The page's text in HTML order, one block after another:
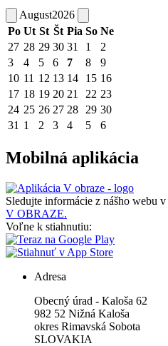
August2026
Po Ut St Št Pia So Ne
27 28 29 30 31 1
2
3
4 5 6 7 8
9
10 11 12 13 14 15 16
17 18 19 20 21 22 23
24 25 26 27 28 29 30
31 1 2 3 4 5 6
Mobilná aplikácia
Sledujte informácie z nášho webu v
V OBRAZE.
Voľne k stiahnutiu:
Adresa
Obecný úrad - Kaloša 62
982 52 Nižná Kaloša
okres Rimavská Sobota
SLOVAKIA